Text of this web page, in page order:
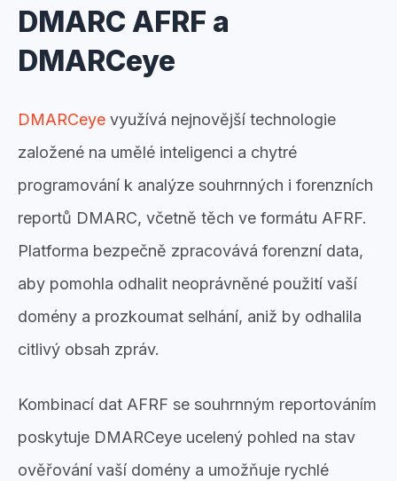
DMARC AFRF a
DMARCeye
DMARCeye využívá nejnovější technologie
založené na umělé inteligenci a chytré
programování k analýze souhrnných i forenzních
reportů DMARC, včetně těch ve formátu AFRF.
Platforma bezpečně zpracovává forenzní data,
aby pomohla odhalit neoprávněné použití vaší
domény a prozkoumat selhání, aniž by odhalila
citlivý obsah zpráv.
Kombinací dat AFRF se souhrnným reportováním
poskytuje DMARCeye ucelený pohled na stav
ověřování vaší domény a umožňuje rychlé